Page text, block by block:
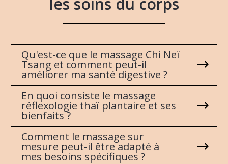
Qu'est-ce que le massage Chi Neï
Tsang et comment peut-il
améliorer ma santé digestive ?
En quoi consiste le massage
réflexologie thaï plantaire et ses
bienfaits ?
Comment le massage sur
mesure peut-il être adapté à
mes besoins spécifiques ?